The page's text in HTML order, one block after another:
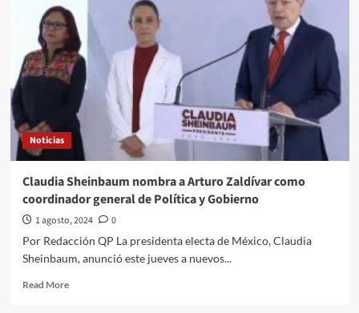
de
terapia
de
raza
golden
retriever
que
apoya
equipo
gimnasia
de
EU,
no
pudo
Noticias
Claudia Sheinbaum nombra a Arturo Zaldívar como
coordinador general de Política y Gobierno
1 agosto, 2024
0
Por Redacción QP La presidenta electa de México, Claudia
Sheinbaum, anunció este jueves a nuevos...
Read MoreRead